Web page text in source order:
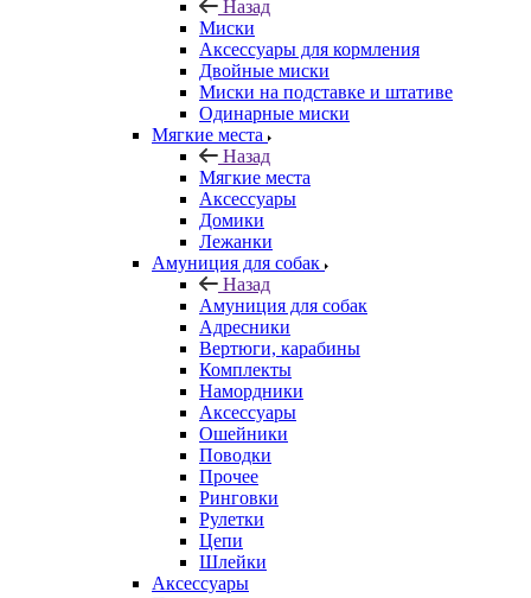
Назад
Миски
Аксессуары для кормления
Двойные миски
Миски на подставке и штативе
Одинарные миски
Мягкие места
Назад
Мягкие места
Аксессуары
Домики
Лежанки
Амуниция для собак
Назад
Амуниция для собак
Адресники
Вертюги, карабины
Комплекты
Намордники
Аксессуары
Ошейники
Поводки
Прочее
Ринговки
Рулетки
Цепи
Шлейки
Аксессуары